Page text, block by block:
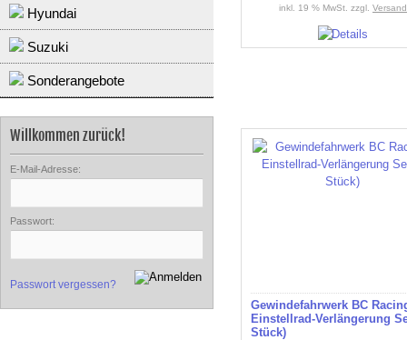
Hyundai
Suzuki
Sonderangebote
Willkommen zurück!
E-Mail-Adresse:
Passwort:
Passwort vergessen?
inkl. 19 % MwSt. zzgl.
Gewindefahrwerk BC
Einstellrad-Verlängerung
Stück)